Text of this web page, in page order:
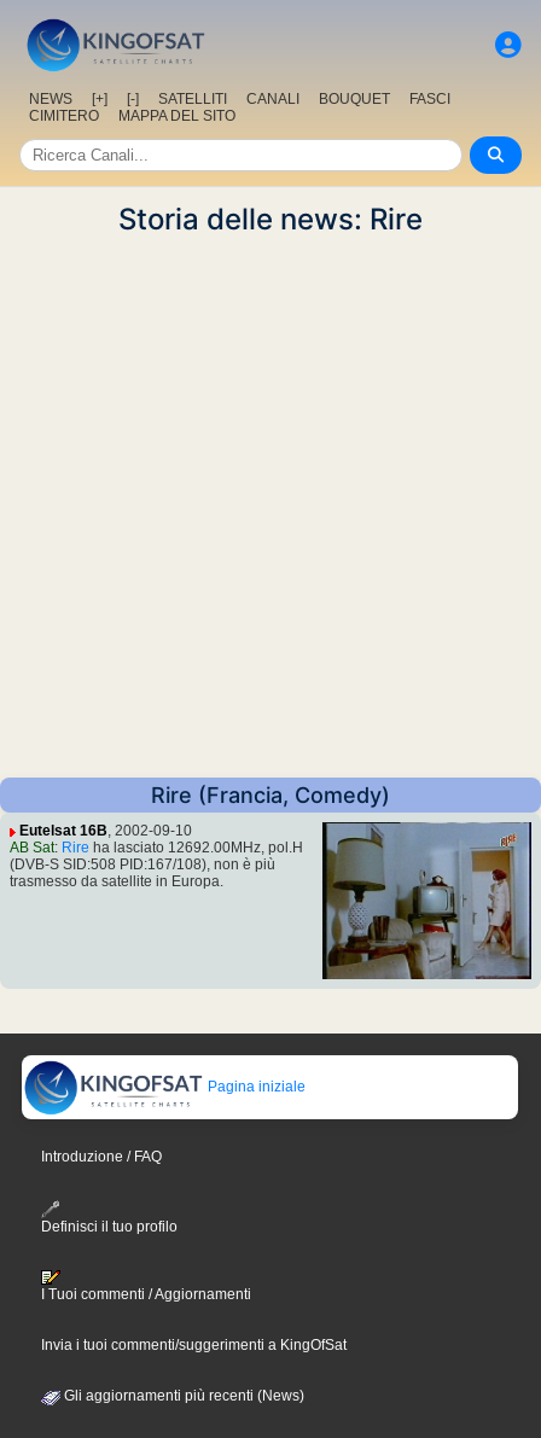
NEWS [+] [-] SATELLITI CANALI BOUQUET
FASCI
CIMITERO
MAPPA DEL SITO
Storia delle news: Rire
Rire (Francia, Comedy)
Eutelsat 16B, 2002-09-10
AB Sat: Rire ha lasciato 12692.00MHz, pol.H
(DVB-S SID:508 PID:167/108), non è più
trasmesso da satellite in Europa.
Pagina iniziale
Introduzione / FAQ
Definisci il tuo profilo
I Tuoi commenti / Aggiornamenti
Invia i tuoi commenti/suggerimenti a KingOfSat
Gli aggiornamenti più recenti (News)